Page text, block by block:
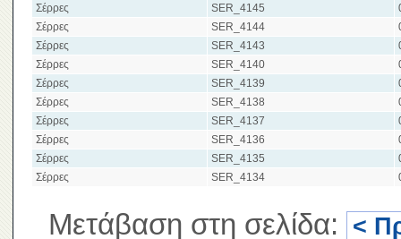
Σέρρες SER_4145
Σέρρες
SER_4144
Σέρρες
SER_4143
Σέρρες
SER_4140
Σέρρες
SER_4139
Σέρρες
SER_4138
Σέρρες
SER_4137
Σέρρες
SER_4136
Σέρρες
SER_4135
Σέρρες
SER_4134
Μετάβαση στη σελίδα: <